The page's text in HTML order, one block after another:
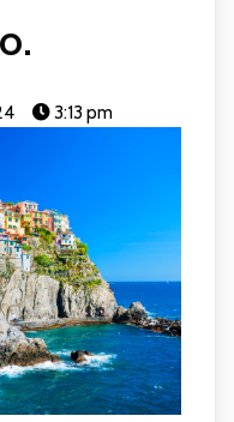
3:13 pm